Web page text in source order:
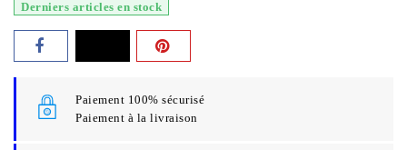
Derniers articles en stock
Paiement 100% sécurisé
Paiement à la livraison